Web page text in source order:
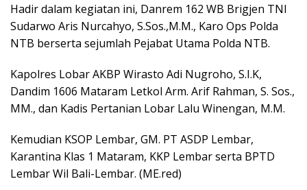
Hadir dalam kegiatan ini, Danrem 162 WB Brigjen TNI
Sudarwo Aris Nurcahyo, S.Sos.,M.M., Karo Ops Polda
NTB berserta sejumlah Pejabat Utama Polda NTB.
Kapolres Lobar AKBP Wirasto Adi Nugroho, S.I.K,
Dandim 1606 Mataram Letkol Arm. Arif Rahman, S. Sos.,
MM., dan Kadis Pertanian Lobar Lalu Winengan, M.M.
Kemudian KSOP Lembar, GM. PT ASDP Lembar,
Karantina Klas 1 Mataram, KKP Lembar serta BPTD
Lembar Wil Bali-Lembar. (ME.red)